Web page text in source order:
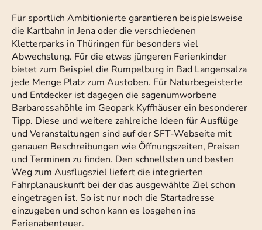
Für sportlich Ambitionierte garantieren beispielsweise
die Kartbahn in Jena oder die verschiedenen
Kletterparks in Thüringen für besonders viel
Abwechslung. Für die etwas jüngeren Ferienkinder
bietet zum Beispiel die Rumpelburg in Bad Langensalza
jede Menge Platz zum Austoben. Für Naturbegeisterte
und Entdecker ist dagegen die sagenumworbene
Barbarossahöhle im Geopark Kyffhäuser ein besonderer
Tipp. Diese und weitere zahlreiche Ideen für Ausflüge
und Veranstaltungen sind auf der SFT-Webseite mit
genauen Beschreibungen wie Öffnungszeiten, Preisen
und Terminen zu finden. Den schnellsten und besten
Weg zum Ausflugsziel liefert die integrierten
Fahrplanauskunft bei der das ausgewählte Ziel schon
eingetragen ist. So ist nur noch die Startadresse
einzugeben und schon kann es losgehen ins
Ferienabenteuer.